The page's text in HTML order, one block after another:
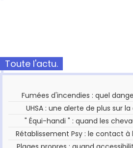
Toute l'actu.
Fumées d'incendies : quel
UHSA : une alerte de plus sur
" Équi-handi " : quand les
Rétablissement Psy : le contact